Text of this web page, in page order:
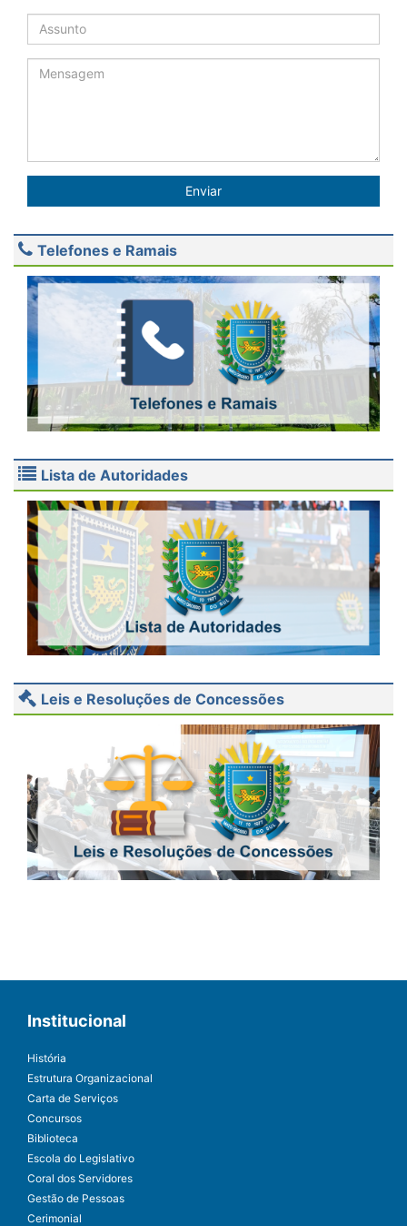
Enviar
Telefones e Ramais
Lista de Autoridades
Leis e Resoluções de Concessões
Institucional
História
Estrutura Organizacional
Carta de Serviços
Concursos
Biblioteca
Escola do Legislativo
Coral dos Servidores
Gestão de Pessoas
Cerimonial